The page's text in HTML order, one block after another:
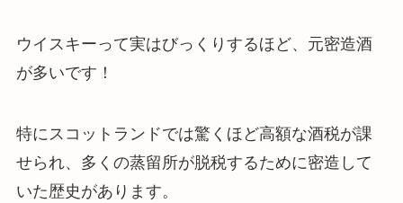
ウイスキーって実はびっくりするほど、元密造酒
が多いです！
特に スコットランドでは驚くほど高額な酒税が課
せられ、多くの蒸留所が脱税するために密造して
いた歴史があります。